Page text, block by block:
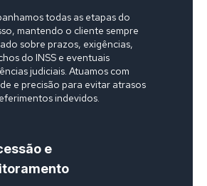
todas as etapas do
mantendo o cliente sempre
sobre prazos, exigências,
do INSS e eventuais
judiciais. Atuamos com
e precisão para evitar atrasos
indevidos.
e